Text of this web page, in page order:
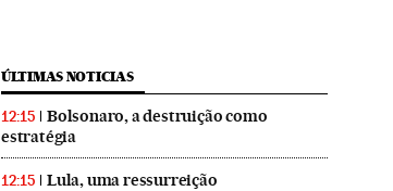
ÚLTIMAS NOTICIAS
12:15
Bolsonaro, a destruição como
estratégia
12:15 Lula, uma ressurreição